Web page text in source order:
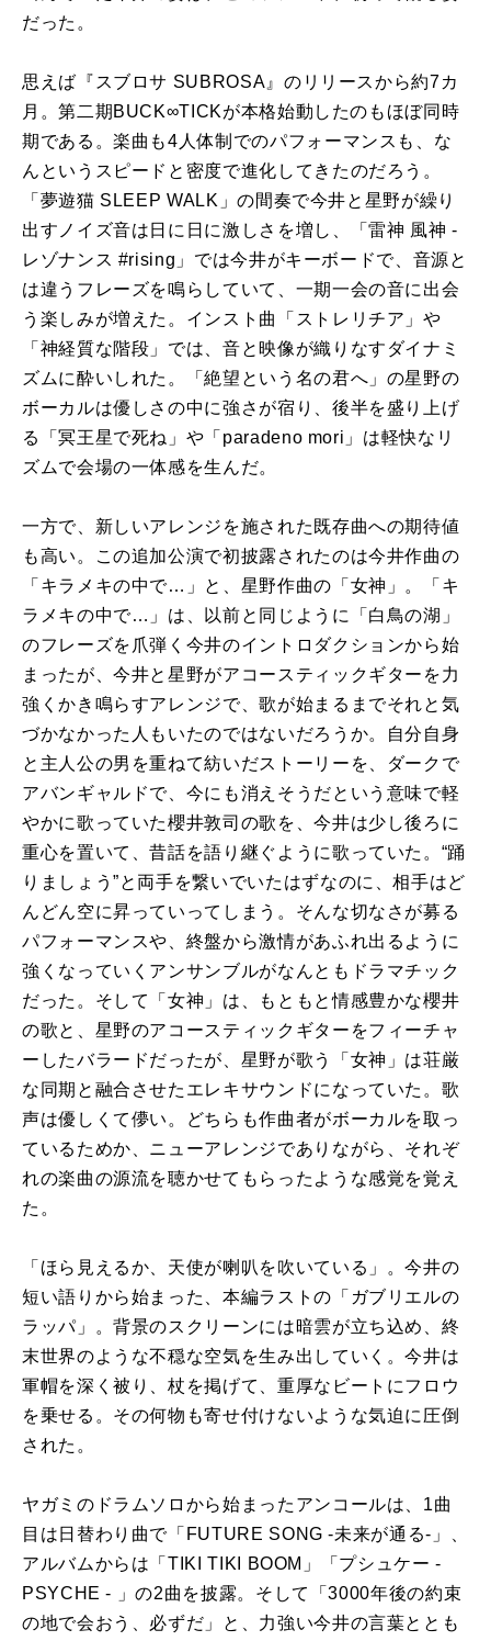
だった。
思えば『スブロサ SUBROSA』のリリースから約7カ
月。第二期BUCK∞TICKが本格始動したのもほぼ同時
期である。楽曲も4人体制でのパフォーマンスも、な
んというスピードと密度で進化してきたのだろう。
「夢遊猫 SLEEP WALK」の間奏で今井と星野が繰り
出すノイズ音は日に日に激しさを増し、「雷神 風神 -
レゾナンス #rising」では今井がキーボードで、音源と
は違うフレーズを鳴らしていて、一期一会の音に出会
う楽しみが増えた。インスト曲「ストレリチア」や
「神経質な階段」では、音と映像が織りなすダイナミ
ズムに酔いしれた。「絶望という名の君へ」の星野の
ボーカルは優しさの中に強さが宿り、後半を盛り上げ
る「冥王星で死ね」や「paradeno mori」は軽快なリ
ズムで会場の一体感を生んだ。
一方で、新しいアレンジを施された既存曲への期待値
も高い。この追加公演で初披露されたのは今井作曲の
「キラメキの中で…」と、星野作曲の「女神」。「キ
ラメキの中で…」は、以前と同じように「白鳥の湖」
のフレーズを爪弾く今井のイントロダクションから始
まったが、今井と星野がアコースティックギターを力
強くかき鳴らすアレンジで、歌が始まるまでそれと気
づかなかった人もいたのではないだろうか。自分自身
と主人公の男を重ねて紡いだストーリーを、ダークで
アバンギャルドで、今にも消えそうだという意味で軽
やかに歌っていた櫻井敦司の歌を、今井は少し後ろに
重心を置いて、昔話を語り継ぐように歌っていた。“踊
りましょう”と両手を繋いでいたはずなのに、相手はど
んどん空に昇っていってしまう。そんな切なさが募る
パフォーマンスや、終盤から激情があふれ出るように
強くなっていくアンサンブルがなんともドラマチック
だった。そして「女神」は、もともと情感豊かな櫻井
の歌と、星野のアコースティックギターをフィーチャ
ーしたバラードだったが、星野が歌う「女神」は荘厳
な同期と融合させたエレキサウンドになっていた。歌
声は優しくて儚い。どちらも作曲者がボーカルを取っ
ているためか、ニューアレンジでありながら、それぞ
れの楽曲の源流を聴かせてもらったような感覚を覚え
た。
「ほら見えるか、天使が喇叭を吹いている」。今井の
短い語りから始まった、本編ラストの「ガブリエルの
ラッパ」。背景のスクリーンには暗雲が立ち込め、終
末世界のような不穏な空気を生み出していく。今井は
軍帽を深く被り、杖を掲げて、重厚なビートにフロウ
を乗せる。その何物も寄せ付けないような気迫に圧倒
された。
ヤガミのドラムソロから始まったアンコールは、1曲
目は日替わり曲で「FUTURE SONG -未来が通る-」、
アルバムからは「TIKI TIKI BOOM」「プシュケー -
PSYCHE - 」の2曲を披露。そして「3000年後の約束
の地で会おう、必ずだ」と、力強い今井の言葉ととも